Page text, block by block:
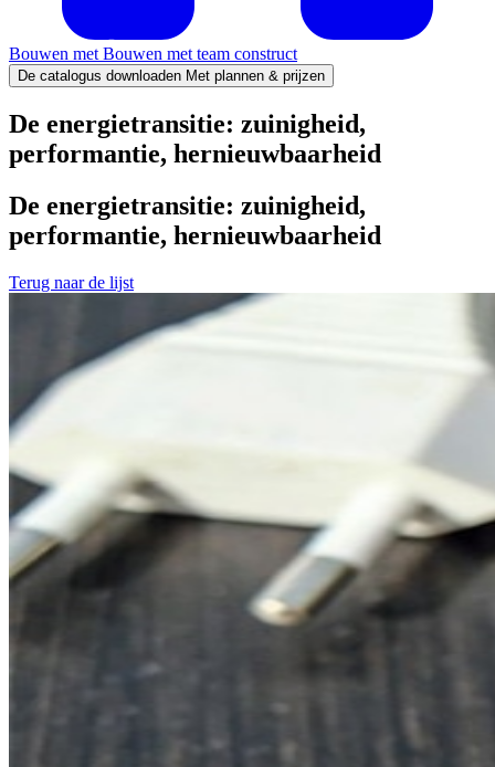
Bouwen met Bouwen met team construct
De catalogus downloaden Met plannen & prijzen
De energietransitie: zuinigheid,
performantie, hernieuwbaarheid
De energietransitie: zuinigheid,
performantie, hernieuwbaarheid
Terug naar de lijst